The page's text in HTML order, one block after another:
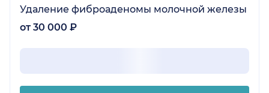
Удаление фиброаденомы молочной железы
от 30 000 ₽